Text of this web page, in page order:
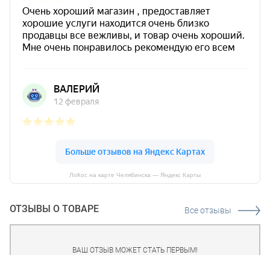
ЛоКос на карте Челябинска — Яндекс Карты
ОТЗЫВЫ О ТОВАРЕ Все отзывы
ВАШ ОТЗЫВ МОЖЕТ СТАТЬ ПЕРВЫМ!